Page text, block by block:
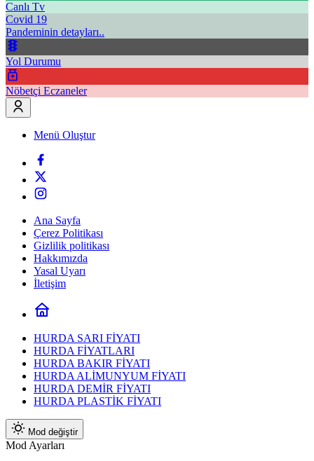
Canlı Tv
Covid 19
Pandeminin detayları..
Yol Durumu
Nöbetçi Eczaneler
Menü Oluştur
Ana Sayfa
Çerez Politikası
Gizlilik politikası
Hakkımızda
Yasal Uyarı
İletişim
HURDA SARI FİYATI
HURDA FİYATLARI
HURDA BAKIR FİYATI
HURDA ALİMUNYUM FİYATI
HURDA DEMİR FİYATI
HURDA PLASTİK FİYATI
Mod değiştir
Mod Ayarları